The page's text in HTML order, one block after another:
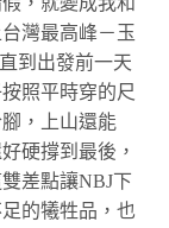
灣最高峰－玉
到出發前一天
照平時穿的尺
，上山還能
硬撐到最後，
差點讓NBJ下
的犧牲品，也